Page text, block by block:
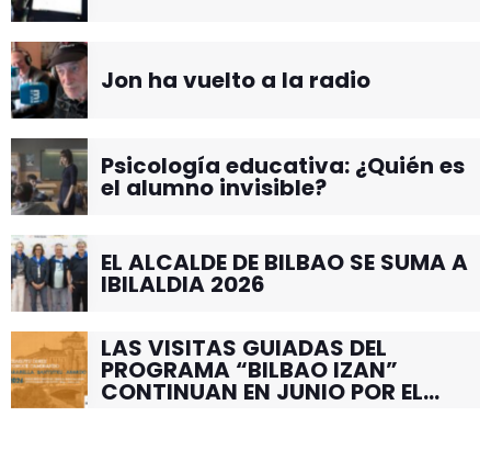
Jon ha vuelto a la radio
Psicología educativa: ¿Quién es
el alumno invisible?
EL ALCALDE DE BILBAO SE SUMA A
IBILALDIA 2026
LAS VISITAS GUIADAS DEL
PROGRAMA “BILBAO IZAN”
CONTINUAN EN JUNIO POR EL